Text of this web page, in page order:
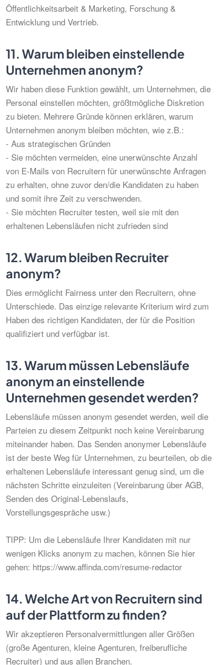
Öffentlichkeitsarbeit & Marketing, Forschung &
Entwicklung und Vertrieb.
11.Warum bleiben einstellende
Unternehmen anonym?
Wir haben diese Funktion gewählt, um Unternehmen, die
Personal einstellen möchten, größtmögliche Diskretion
zu bieten. Mehrere Gründe können erklären, warum
Unternehmen anonym bleiben möchten, wie z.B.:
- Aus strategischen Gründen
- Sie möchten vermeiden, eine unerwünschte Anzahl
von E-Mails von Recruitern für unerwünschte Anfragen
zu erhalten, ohne zuvor den/die Kandidaten zu haben
und somit ihre Zeit zu verschwenden.
- Sie möchten Recruiter testen, weil sie mit den
erhaltenen Lebensläufen nicht zufrieden sind
12.Warum bleiben Recruiter
anonym?
Dies ermöglicht Fairness unter den Recruitern, ohne
Unterschiede. Das einzige relevante Kriterium wird zum
Haben des richtigen Kandidaten, der für die Position
qualifiziert und verfügbar ist.
13.Warum müssen Lebensläufe
anonym an einstellende
Unternehmen gesendet werden?
Lebensläufe müssen anonym gesendet werden, weil die
Parteien zu diesem Zeitpunkt noch keine Vereinbarung
miteinander haben. Das Senden anonymer Lebensläufe
ist der beste Weg für Unternehmen, zu beurteilen, ob die
erhaltenen Lebensläufe interessant genug sind, um die
nächsten Schritte einzuleiten (Vereinbarung über AGB,
Senden des Original-Lebenslaufs,
Vorstellungsgespräche usw.)
TIPP: Um die Lebensläufe Ihrer Kandidaten mit nur
wenigen Klicks anonym zu machen, können Sie hier
gehen: https://www.affinda.com/resume-redactor
14.Welche Art von Recruitern sind
auf der Plattform zu finden?
Wir akzeptieren Personalvermittlungen aller Größen
(große Agenturen, kleine Agenturen, freiberufliche
Recruiter) und aus allen Branchen.